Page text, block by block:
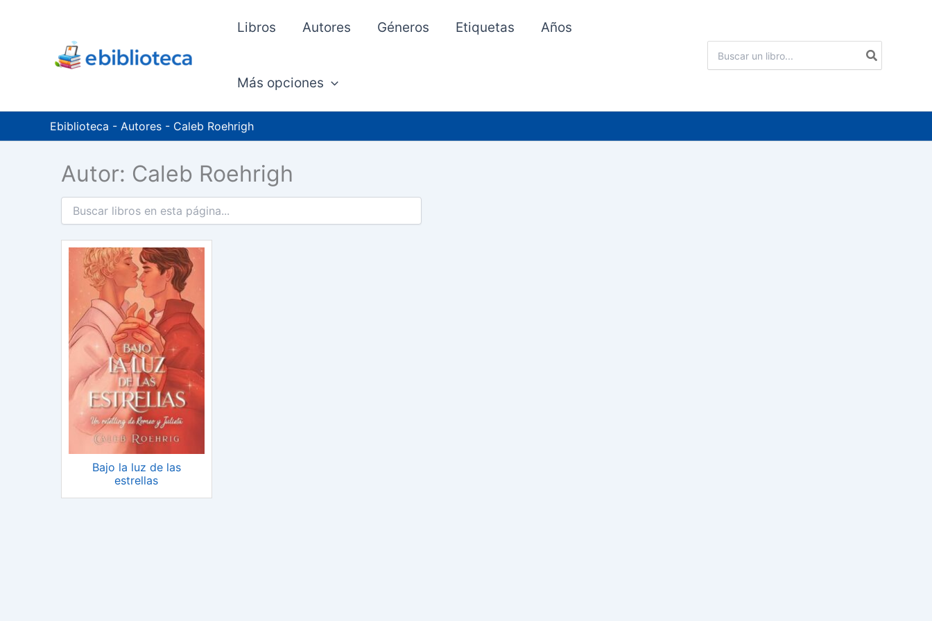
Libros Autores Géneros Etiquetas Años
Más opciones
por:
Ebiblioteca - Autores - Caleb Roehrigh
Autor: Caleb Roehrigh
Bajo la luz de las
estrellas